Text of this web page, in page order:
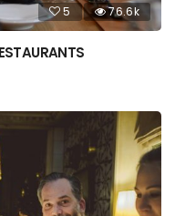
5 76.6k